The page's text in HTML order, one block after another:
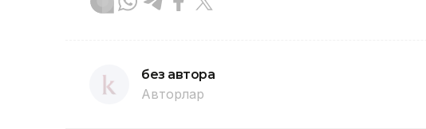
без автора
Авторлар